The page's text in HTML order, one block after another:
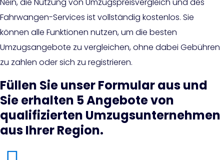
Fahrwangen-Services ist vollständig kostenlos. Sie
können alle Funktionen nutzen, um die besten
Umzugsangebote zu vergleichen, ohne dabei Gebühren
zu zahlen oder sich zu registrieren.
Füllen Sie unser Formular aus und
Sie erhalten 5 Angebote von
qualifizierten Umzugsunternehmen
aus Ihrer Region.